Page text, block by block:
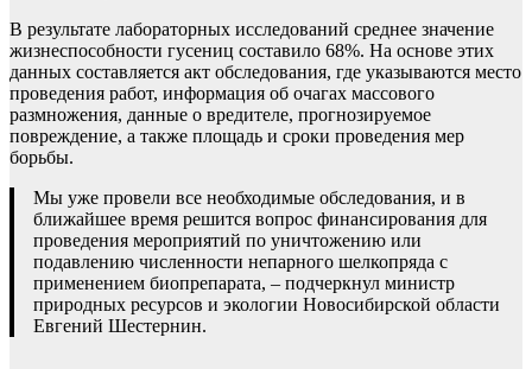
В результате лабораторных исследований среднее значение
жизнеспособности гусениц составило 68%. На основе этих
данных составляется акт обследования, где указываются место
проведения работ, информация об очагах массового
размножения, данные о вредителе, прогнозируемое
повреждение, а также площадь и сроки проведения мер
борьбы.
Мы уже провели все необходимые обследования, и в
ближайшее время решится вопрос финансирования для
проведения мероприятий по уничтожению или
подавлению численности непарного шелкопряда с
применением биопрепарата, – подчеркнул министр
природных ресурсов и экологии Новосибирской области
Евгений Шестернин.